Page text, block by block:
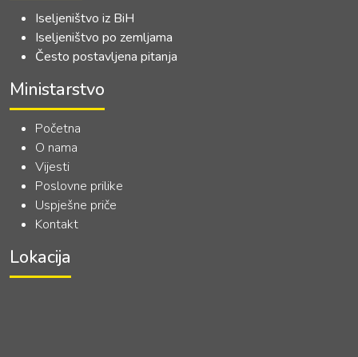
Iseljeništvo iz BiH
Iseljeništvo po zemljama
Često postavljena pitanja
Ministarstvo
Početna
O nama
Vijesti
Poslovne prilike
Uspješne priče
Kontakt
Lokacija